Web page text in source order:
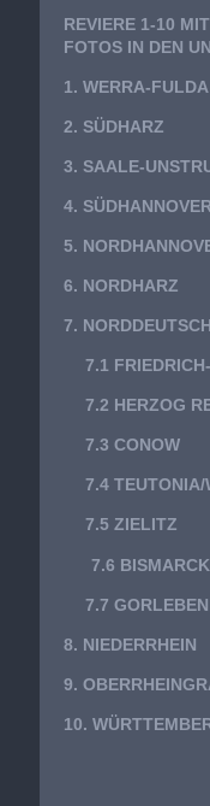
REVIERE 1-10
FOTOS IN DEN
1. WERRA-FULDA
2. SÜDHARZ
3. SAALE-
4. SÜDHANNOVER
5.
6. NORDHARZ
7.
7.1
7.2 HERZOG
7.3 CONOW
7.4 TEUTONIA/
7.5 ZIELITZ
7.6
7.7 GORLEBEN
8. NIEDERRHEIN
9.
10.